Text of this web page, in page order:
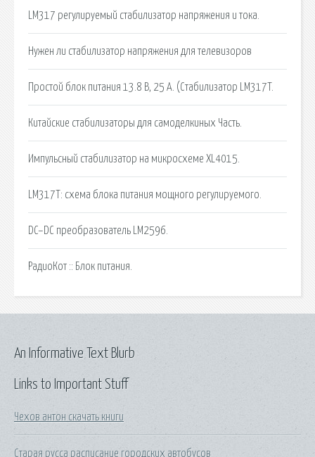
LM317 регулируемый стабилизатор напряжения и тока.
Нужен ли стабилизатор напряжения для телевизоров
Простой блок питания 13.8 В, 25 А. (Стабилизатор LM317T.
Китайские стабилизаторы для самоделкиных Часть.
Импульсный стабилизатор на микросхеме XL4015.
LM317T: схема блока питания мощного регулируемого.
DC–DC преобразователь LM2596.
РадиоКот :: Блок питания.
Links to Important Stuff
Чехов антон скачать книги
Старая русса расписание городских автобусов
An Informative Text Blurb